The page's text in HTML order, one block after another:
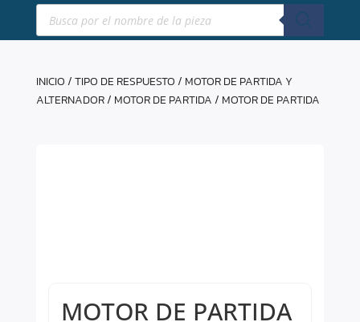
Búsqueda
productos
INICIO/TIPO DE RESPUESTO/ MOTOR DE PARTIDA Y
ALTERNADOR/ MOTOR DE PARTIDA/ MOTOR DE PARTIDA
MOTOR DE PARTIDA